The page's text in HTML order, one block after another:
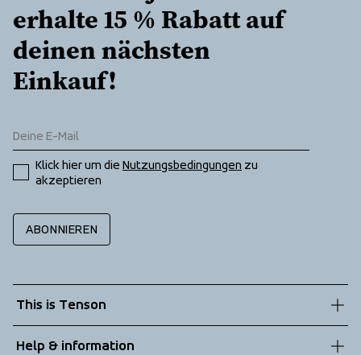
erhalte 15 % Rabatt auf
deinen nächsten
Einkauf!
Klick hier um die Nutzungsbedingungen zu
akzeptieren
ABONNIEREN
This is Tenson
Help & information